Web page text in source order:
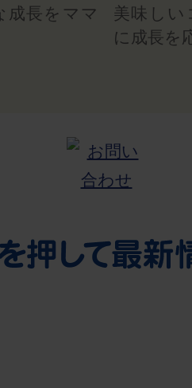
成長をママ
美味しい
に成長を